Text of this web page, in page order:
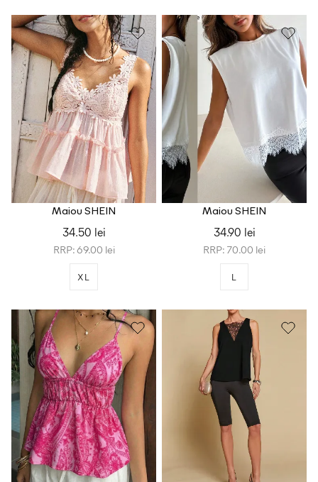
Maiou SHEIN
34.50 lei
RRP: 69.00 lei
XL
Maiou SHEIN
34.90 lei
RRP: 70.00 lei
L